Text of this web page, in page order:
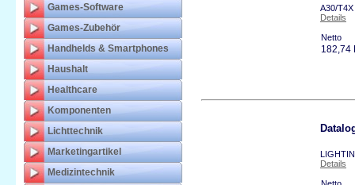
A30/
Details
Netto
182,74
Details
Netto
Games-Software
Games-Zubehör
Handhelds & Smartphones
Haushalt
Healthcare
Komponenten
Lichttechnik
Marketingartikel
Medizintechnik